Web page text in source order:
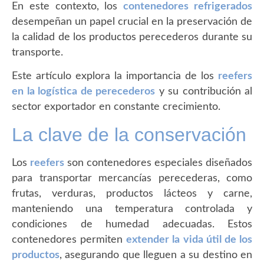
En este contexto, loscontenedores refrigerados
desempeñan un papel crucial en la preservación de
la calidad de los productos perecederos durante su
transporte.
Este artículo explora la importancia de los reefers
en la logística de perecederos y su contribución al
sector exportador en constante crecimiento.
La clave de la conservación
Los reefers son contenedores especiales diseñados
para transportar mercancías perecederas, como
frutas, verduras, productos lácteos y carne,
manteniendo una temperatura controlada y
condiciones de humedad adecuadas. Estos
contenedores permitenextender la vida útil de los
productos, asegurando que lleguen a su destino en